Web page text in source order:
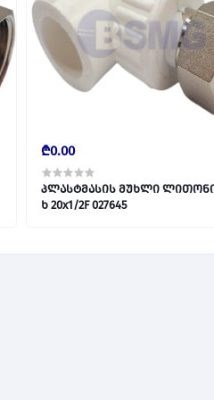
₾0.00
პლასტმასის მუხლი
ხ 20x1/2F 027645